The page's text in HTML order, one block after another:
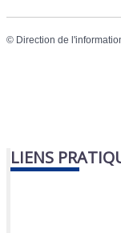
© Direction de
LIENS